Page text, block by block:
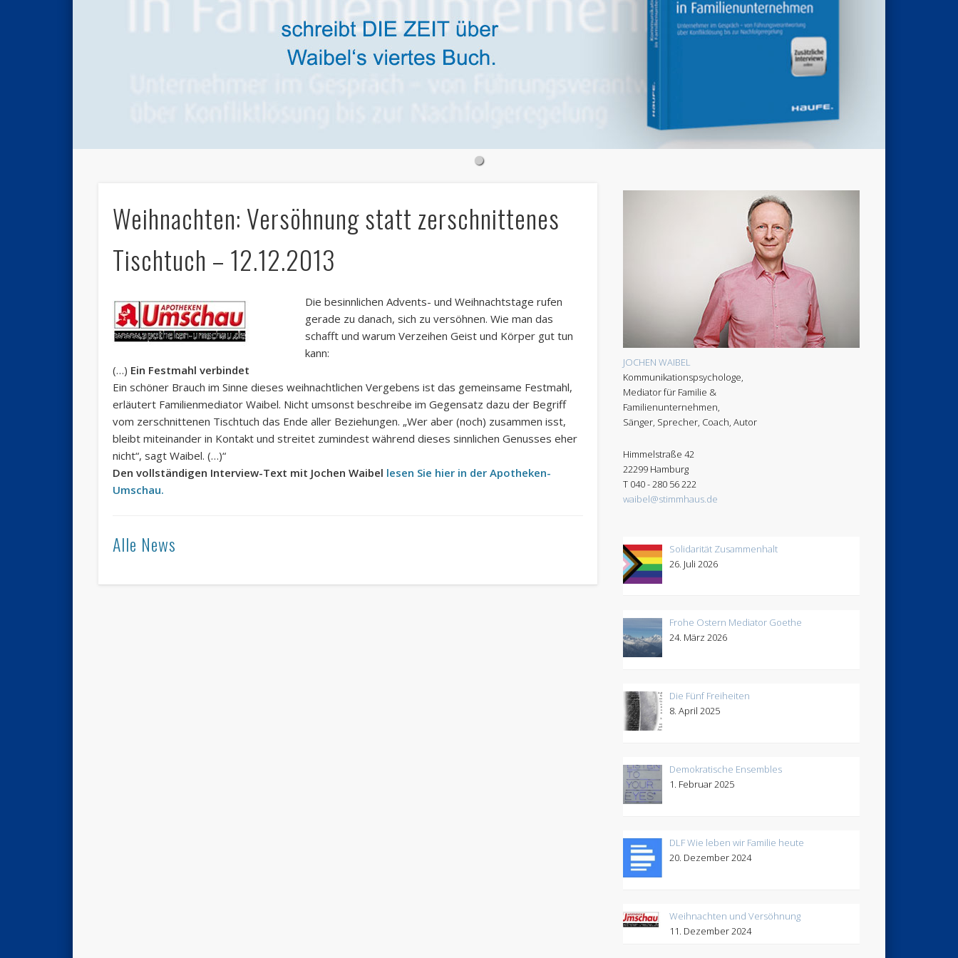
Weihnachten: Versöhnung statt zerschnittenes
Tischtuch – 12.12.2013
Die besinnlichen Advents- und Weihnachtstage rufen
gerade zu danach, sich zu versöhnen. Wie man das
schafft und warum Verzeihen Geist und Körper gut tun
kann:
(…) Ein Festmahl verbindet
Ein schöner Brauch im Sinne dieses weihnachtlichen Vergebens ist das gemeinsame Festmahl,
erläutert Familienmediator Waibel. Nicht umsonst beschreibe im Gegensatz dazu der Begriff
vom zerschnittenen Tischtuch das Ende aller Beziehungen. „Wer aber (noch) zusammen isst,
bleibt miteinander in Kontakt und streitet zumindest während dieses sinnlichen Genusses eher
nicht“, sagt Waibel. (…)“
Den vollständigen Interview-Text mit Jochen Waibel lesen Sie hier in der Apotheken-
Umschau.
Alle News
JOCHEN WAIBEL
Kommunikationspsychologe,
Mediator für Familie &
Familienunternehmen,
Sänger, Sprecher, Coach, Autor
Himmelstraße 42
22299 Hamburg
T 040 - 280 56 222
waibel@stimmhaus.de
Solidarität Zusammenhalt
26. Juli 2026
Frohe Ostern Mediator Goethe
24. März 2026
Die Fünf Freiheiten
8. April 2025
Demokratische Ensembles
1. Februar 2025
DLF Wie leben wir Familie heute
20. Dezember 2024
Weihnachten und Versöhnung
11. Dezember 2024